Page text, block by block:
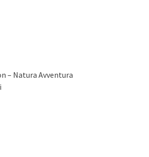
– Natura Avventura